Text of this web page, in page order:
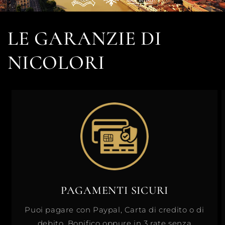
LE GARANZIE DI
NICOLORI
PAGAMENTI SICURI
Puoi pagare con Paypal, Carta di credito o di